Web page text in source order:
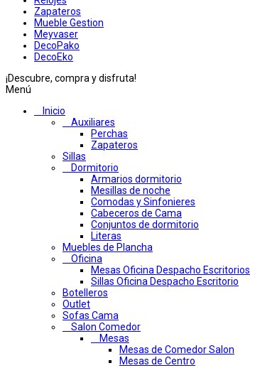
Zapateros
Mueble Gestion
Meyvaser
DecoPako
DecoEko
¡Descubre, compra y disfruta!
Menú
Inicio
Auxiliares
Perchas
Zapateros
Sillas
Dormitorio
Armarios dormitorio
Mesillas de noche
Comodas y Sinfonieres
Cabeceros de Cama
Conjuntos de dormitorio
Literas
Muebles de Plancha
Oficina
Mesas Oficina Despacho Escritorios
Sillas Oficina Despacho Escritorio
Botelleros
Outlet
Sofas Cama
Salon Comedor
Mesas
Mesas de Comedor Salon
Mesas de Centro